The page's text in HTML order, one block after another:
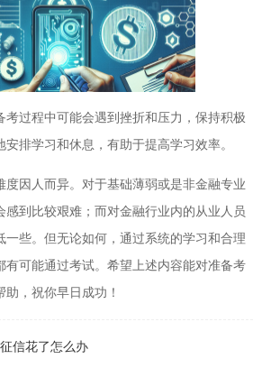
考过程中可能会遇到挫折和压力，保持积极
排学习和休息，有助于提高学习效率。
度因人而异。对于基础薄弱或是非金融专业
感到比较艰难；而对金融行业内的从业人员
一些。但无论如何，通过系统的学习和合理
有可能通过考试。希望上述内容能对准备考
，祝你早日成功！
信花了怎么办